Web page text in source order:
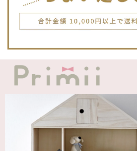
が来るかいつも少し不安ですが、可
です。Primiiさんでお迎えした子はみ
しいです。
greige
2025/12/12
2025/12/09